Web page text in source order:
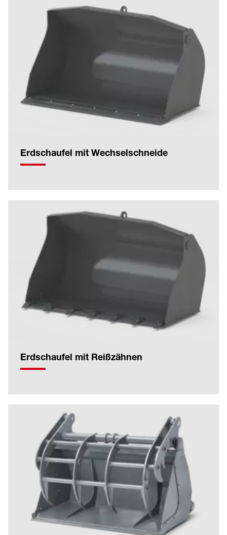
Erdschaufel mit Wechselschneide
Erdschaufel mit Reißzähnen